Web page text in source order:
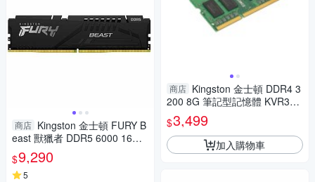
商店 Kingston 金士頓 FURY B
east 獸獵者 DDR5 6000 16G
桌上型超頻記憶體 KF560C36B
BE2-16
$9,290
5
商店 Kingston 金士頓 DDR4 3
200 8G 筆記型記憶體 KVR32S
22S8/8
$3,499
加入購物車